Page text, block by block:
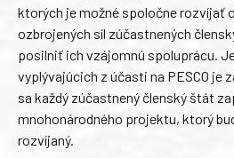
ktorých je možné spoločne rozvíjať
ozbrojených síl zúčastnených
posilniť ich vzájomnú spoluprácu.
vyplývajúcich z účasti na PESCO je
sa každý zúčastnený členský štát
mnohonárodného projektu, ktorý
rozvíjaný.